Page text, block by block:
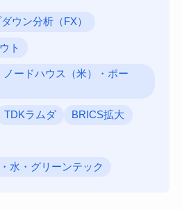
ダウン分析（FX）
ト
ノードハウス（米）・ポー
TDKラムダ BRICS拡大
水・グリーンテック